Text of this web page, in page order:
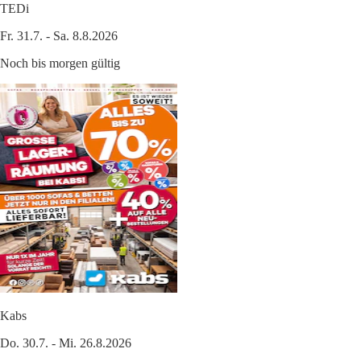
TEDi
Fr. 31.7. - Sa. 8.8.2026
Noch bis morgen gültig
Kabs
Do. 30.7. - Mi. 26.8.2026